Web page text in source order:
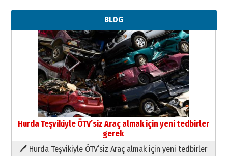
BLOG
Hurda Teşvikiyle ÖTV’siz Araç almak için yeni tedbirler
gerek
🖊 Hurda Teşvikiyle ÖTV’siz Araç almak için yeni tedbirler